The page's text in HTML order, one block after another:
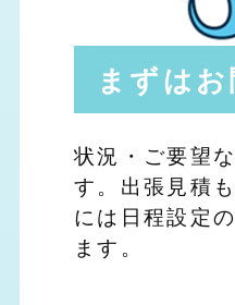
まずは
状況・ご要望
す。出張見積
には日程設定
ます。